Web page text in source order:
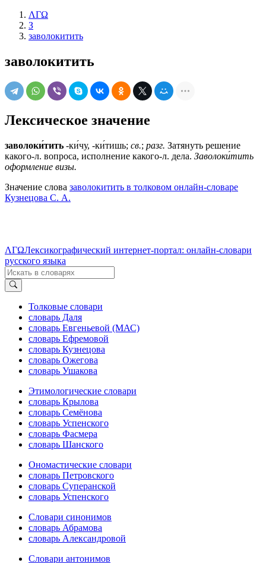
ΛΓΩ
З
заволокитить
заволокитить
Лексическое значение
заволоки́тить -ки́чу, -ки́тишь; св.; разг. Затянуть решение
какого-л. вопроса, исполнение какого-л. дела. Заволоки́тить
оформление визы.
Значение слова заволокитить в толковом онлайн-словаре
Кузнецова С. А.
ΛΓΩЛексикографический интернет-портал: онлайн-словари
русского языка
Толковые словари
словарь Даля
словарь Евгеньевой (МАС)
словарь Ефремовой
словарь Кузнецова
словарь Ожегова
словарь Ушакова
Этимологические словари
словарь Крылова
словарь Семёнова
словарь Успенского
словарь Фасмера
словарь Шанского
Ономастические словари
словарь Петровского
словарь Суперанской
словарь Успенского
Словари синонимов
словарь Абрамова
словарь Александровой
Словари антонимов